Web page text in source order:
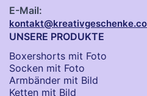
E-Mail:
UNSERE PRODUKTE
Boxershorts mit Foto
Socken​ mit Foto
Armbänder mit Bild​
Ketten mit Bild